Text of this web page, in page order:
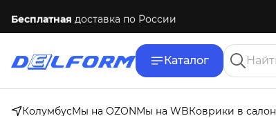
Бесплатная доставка по России
Каталог
КолумбусМы на OZONМы на WBКоврики в салон